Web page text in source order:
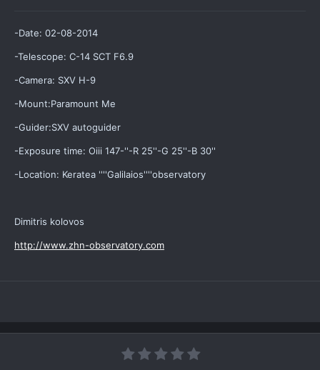
-Date: 02-08-2014
-Telescope: C-14 SCT F6.9
-Camera: SXV H-9
-Mount:Paramount Me
-Guider:SXV autoguider
-Exposure time: Oiii 147-''-R 25''-G 25''-B 30''
-Location: Keratea ''''Galilaios''''observatory
Dimitris kolovos
http://www.zhn-observatory.com